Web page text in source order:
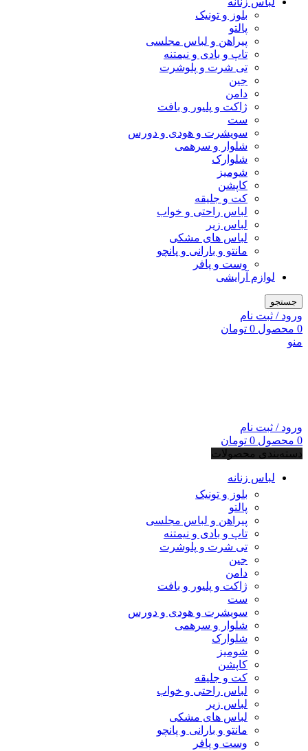
بلوز و تونیک
پالتو
پیراهن و لباس مجلسی
تاپ و بادی و نیمتنه
تی شرت و پلوشرت
جین
دامن
ژاکت و پلیور و بافت
ست
سویشرت و هودی و دورس
شلوار و سرهمی
شلوارک
شومیز
کاپشن
کت و جلیقه
لباس راحتی و خواب
لباس زیر
لباس های مشکی
مانتو و بارانی و پانچو
وست و پافر
لوازم آرایشی
جستجو
ورود / ثبت نام
0 محصول 0 تومان
منو
ورود / ثبت نام
0 محصول 0 تومان
دسته‌بندی محصولات
لباس زنانه
بلوز و تونیک
پالتو
پیراهن و لباس مجلسی
تاپ و بادی و نیمتنه
تی شرت و پلوشرت
جین
دامن
ژاکت و پلیور و بافت
ست
سویشرت و هودی و دورس
شلوار و سرهمی
شلوارک
شومیز
کاپشن
کت و جلیقه
لباس راحتی و خواب
لباس زیر
لباس های مشکی
مانتو و بارانی و پانچو
وست و پافر